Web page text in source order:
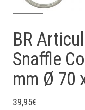
BR
Snaffle
mm Ø 70
39,95€